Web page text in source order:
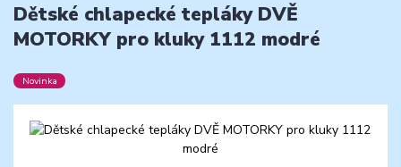
Dětské chlapecké tepláky DVĚ
MOTORKY pro kluky 1112 modré
Novinka